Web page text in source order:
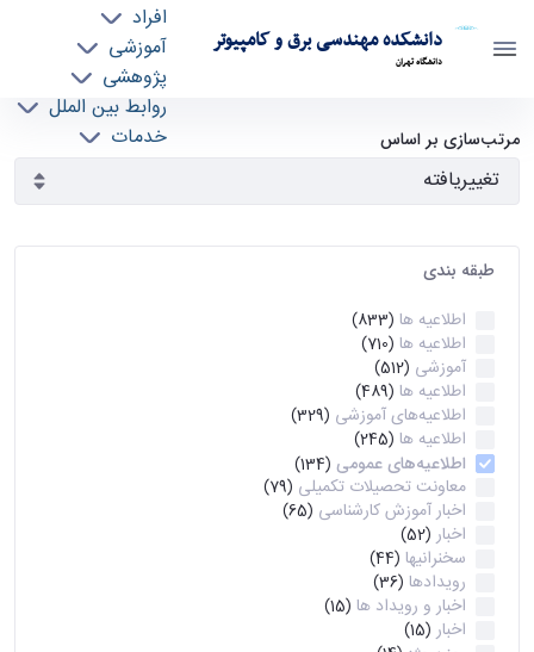
دانشکده مهندسی برق و کامپیوتر
دانشگاه تهران
افراد
آموزشی
پژوهشی
روابط بین الملل
خدمات
آرشیو اطلاعیه ها - ece- دانشکده مهندسی برق و
کامپیوتر
مرتب‌سازی بر اساس
طبقه بندی
اطلاعیه ها (833)
اطلاعیه ها (710)
آموزشی (512)
اطلاعیه ها (489)
اطلاعیه‌های‌ آموزشی (329)
اطلاعیه ها (245)
اطلاعیه‌های عمومی (134)
معاونت تحصیلات تکمیلی (79)
اخبار آموزش کارشناسی (65)
اخبار (52)
سخنرانیها (44)
رویدادها (36)
اخبار و رویداد ها (15)
اخبار (15)